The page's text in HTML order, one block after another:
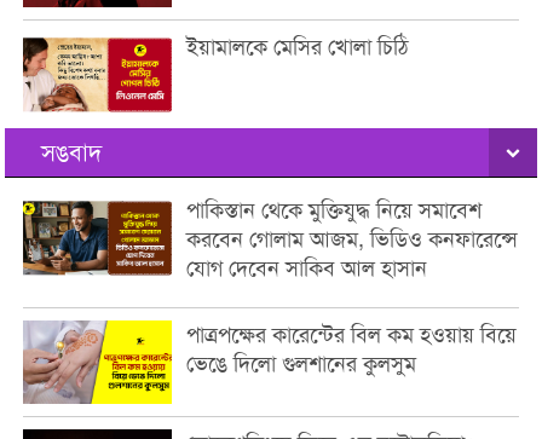
ইয়ামালকে মেসির খোলা চিঠি
সঙবাদ
পাকিস্তান থেকে মুক্তিযুদ্ধ নিয়ে সমাবেশ
করবেন গোলাম আজম, ভিডিও কনফারেন্সে
যোগ দেবেন সাকিব আল হাসান
পাত্রপক্ষের কারেন্টের বিল কম হওয়ায় বিয়ে
ভেঙে দিলো গুলশানের কুলসুম